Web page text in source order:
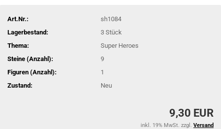
Art.Nr.:
sh1084
Lagerbestand:
3Stück
Thema:
Super Heroes
Steine (Anzahl):
9
Figuren (Anzahl):
1
Zustand:
Neu
9,30 EUR
inkl. 19% MwSt. zzgl. Versand